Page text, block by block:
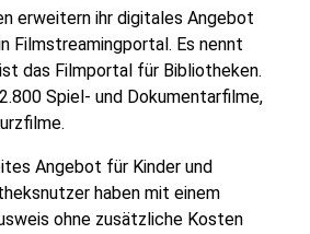
erweitern ihr digitales Angebot
Filmstreamingportal. Es nennt
das Filmportal für Bibliotheken.
Spiel- und Dokumentarfilme,
Angebot für Kinder und
haben mit einem
ohne zusätzliche Kosten